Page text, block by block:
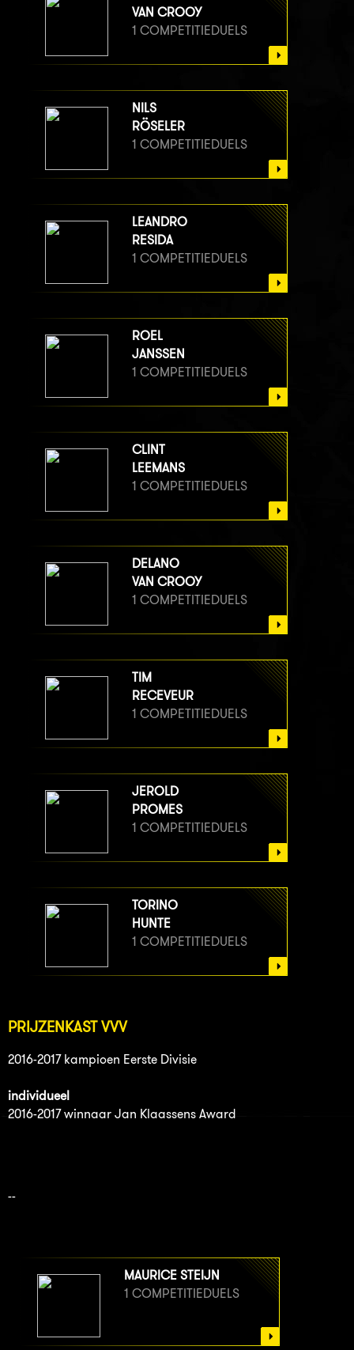
VAN CROOY
1 COMPETITIEDUELS
NILS
RÖSELER
1 COMPETITIEDUELS
LEANDRO
RESIDA
1 COMPETITIEDUELS
ROEL
JANSSEN
1 COMPETITIEDUELS
CLINT
LEEMANS
1 COMPETITIEDUELS
DELANO
VAN CROOY
1 COMPETITIEDUELS
TIM
RECEVEUR
1 COMPETITIEDUELS
JEROLD
PROMES
1 COMPETITIEDUELS
TORINO
HUNTE
1 COMPETITIEDUELS
PRIJZENKAST VVV
2016-2017 kampioen Eerste Divisie
individueel
2016-2017 winnaar Jan Klaassens Award
--
MAURICE STEIJN
1 COMPETITIEDUELS